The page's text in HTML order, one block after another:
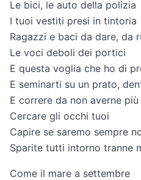
Le bici, le auto della polizia
I tuoi vestiti presi in tintoria
Ragazzi e baci da dare, da
Le voci deboli dei portici
E questa voglia che ho di
E seminarti su un prato,
E correre da non averne più
Cercare gli occhi tuoi
Capire se saremo sempre
Sparite tutti intorno tranne
Come il mare a settembre